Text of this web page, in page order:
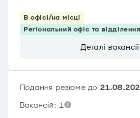
В офісі/на місці
Регіональний офіс та відділення
Деталі вакансії
Подання резюме до
Вакансій: 1